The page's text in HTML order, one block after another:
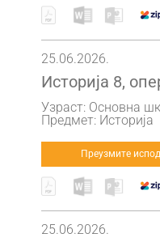
25.06.2026.
Историја 8,
Узраст: Основна
Предмет: Историја
Преузмите испод
25.06.2026.